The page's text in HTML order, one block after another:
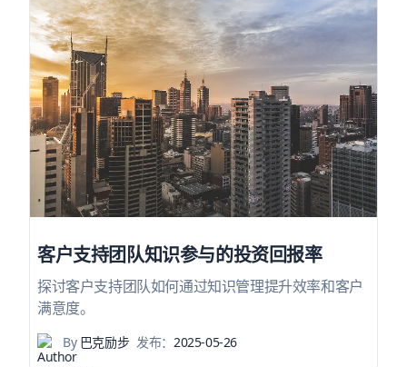
客户支持团队知识参与的投资回报率
探讨客户支持团队如何通过知识管理提升效率和客户
满意度。
By巴克励步 发布：2025-05-26